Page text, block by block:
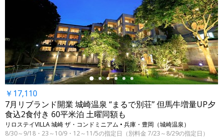
￥17,110
7月リブランド開業 城崎温泉 “まるで別荘” 但馬牛増量UP夕
食込2食付き 60平米泊 土曜同額も
リロステイVILLA 城崎 ザ・コンドミニアム • 兵庫・豊岡（城崎温泉）
8/30～9/18・23～10/9・12～11/5の指定日（別料金 7/23～8/29の指定日）